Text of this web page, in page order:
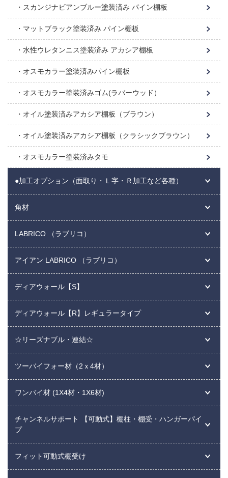
スカンジナビアンブルー塗装済み パイン棚板
マットブラック塗装済み パイン棚板
水性ウレタンニス塗装済み アカシア棚板
オスモカラー塗装済みパイン棚板
オスモカラー塗装済みゴム(ラバーウッド）
オイル塗装済みアカシア棚板（ブラウン）
オイル塗装済みアカシア棚板（クラシックブラウン）
オスモカラー塗装済みタモ
●加工オプション（面取り・Ｌ字・Ｒ加工など各種）
角材
LABRICO （ラブリコ）
アイアン LABRICO （ラブリコ）
ディアウォール【S】
ディアウォール【R】レギュラータイプ
☆リーズナブル・連結☆
ツーバイフォー材（2ｘ4材）
ワンバイ材 (1X4材・1X6材)
チャンネルサポート 【可動式】棚柱・棚受・ハンガーパイ
プ
フィット可動式棚受け